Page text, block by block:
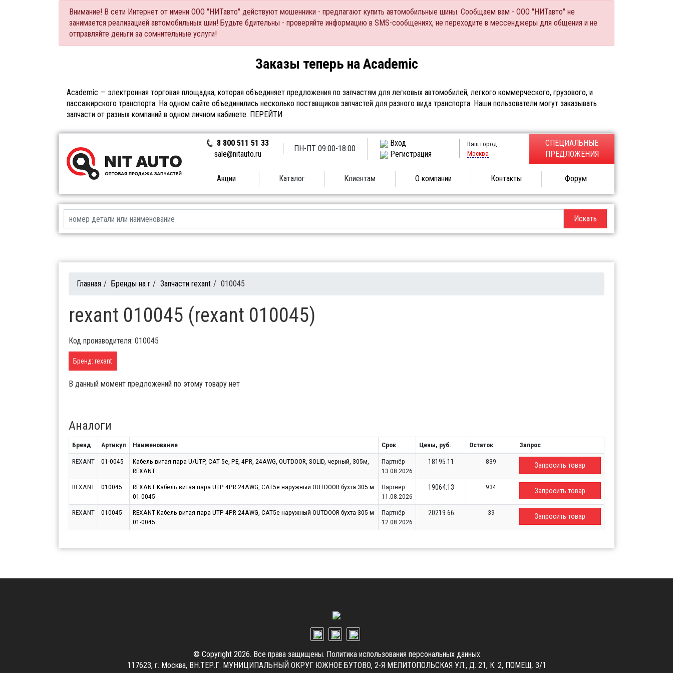
Внимание! В сети Интернет от имени ООО "НИТавто" действуют мошенники - предлагают купить автомобильные шины. Сообщаем вам - ООО "НИТавто" не
занимается реализацией автомобильных шин! Будьте бдительны - проверяйте информацию в SMS-сообщениях, не переходите в мессенджеры для общения и не
отправляйте деньги за сомнительные услуги!
Заказы теперь на Academic
Academic — электронная торговая площадка, которая объединяет предложения по запчастям для легковых автомобилей, легкого коммерческого, грузового, и
пассажирского транспорта. На одном сайте объединились несколько поставщиков запчастей для разного вида транспорта. Наши пользователи могут заказывать
запчасти от разных компаний в одном личном кабинете. ПЕРЕЙТИ
8 800 511 51 33
sale@nitauto.ru
ПН-ПТ 09:00-18:00
Вход
Регистрация
Ваш город:
Москва
СПЕЦИАЛЬНЫЕ
ПРЕДЛОЖЕНИЯ
Акции Каталог Клиентам О компании Контакты Форум
Искать
Главная / Бренды на r / Запчасти rexant / 010045
rexant 010045 (rexant 010045)
Код производителя: 010045
Бренд: rexant
В данный момент предложений по этому товару нет
Аналоги
Бренд Артикул Наименование Срок Цены, руб. Остаток Запрос
REXANT 01-0045
Кабель витая пара U/UTP, CAT 5e, PE, 4PR, 24AWG, OUTDOOR, SOLID, черный, 305м,
REXANT
Партнёр
13.08.2026
18195.11 839 Запросить товар
REXANT 010045
REXANT Кабель витая пара UTP 4PR 24AWG, CAT5e наружный OUTDOOR бухта 305 м
01-0045
Партнёр
11.08.2026
19064.13 934 Запросить товар
REXANT 010045
REXANT Кабель витая пара UTP 4PR 24AWG, CAT5e наружный OUTDOOR бухта 305 м
01-0045
Партнёр
12.08.2026
20219.66 39 Запросить товар
© Copyright 2026. Все права защищены. Политика использования персональных данных
117623, г. Москва, ВН.ТЕР.Г. МУНИЦИПАЛЬНЫЙ ОКРУГ ЮЖНОЕ БУТОВО, 2-Я МЕЛИТОПОЛЬСКАЯ УЛ., Д. 21, К. 2, ПОМЕЩ. 3/1